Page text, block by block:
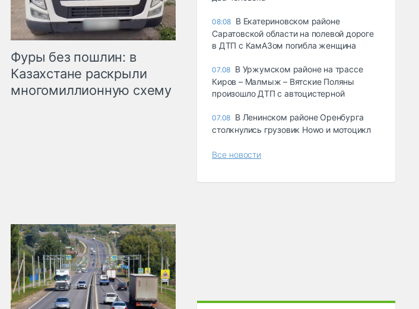
Фуры без пошлин: в
Казахстане раскрыли
многомиллионную схему
08:08 В Екатериновском районе
Саратовской области на полевой дороге
в ДТП с КамАЗом погибла женщина
07.08 В Уржумском районе на трассе
Киров – Малмыж – Вятские Поляны
произошло ДТП с автоцистерной
07.08 В Ленинском районе Оренбурга
столкнулись грузовик Howo и мотоцикл
Все новости